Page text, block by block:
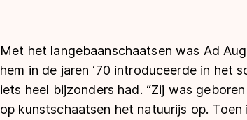
Met het langebaanschaatsen was Ad
hem in de jaren ‘70 introduceerde in het
iets heel bijzonders had. “Zij was
op kunstschaatsen het natuurijs op.